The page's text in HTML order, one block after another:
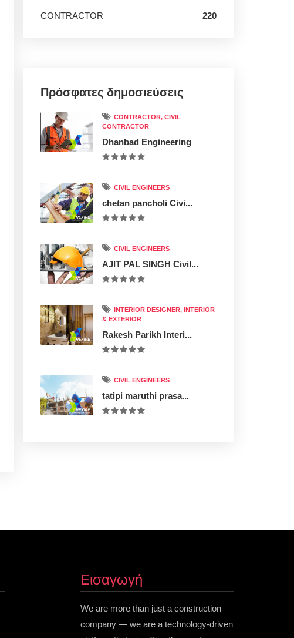
CONTRACTOR 220
Πρόσφατες δημοσιεύσεις
CONTRACTOR, CIVIL
CONTRACTOR
Dhanbad Engineering
CIVIL ENGINEERS
chetan pancholi Civi...
CIVIL ENGINEERS
AJIT PAL SINGH Civil...
INTERIOR DESIGNER, INTERIOR
& EXTERIOR
Rakesh Parikh Interi...
CIVIL ENGINEERS
tatipi maruthi prasa...
Εισαγωγή
We are more than just a construction
company — we are a technology-driven